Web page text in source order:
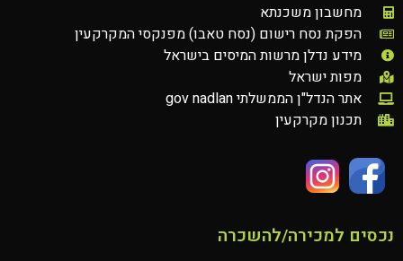
מחשבון משכנתא
הפקת נסח רישום (נסח טאבו) מפנקסי המקרקעין
מידע נדלן מרשות המיסים בישראל
מפות ישראל
אתר הנדל"ן הממשלתי gov nadlan
תכנון מקרקעין
נכסים למכירה/להשכרה